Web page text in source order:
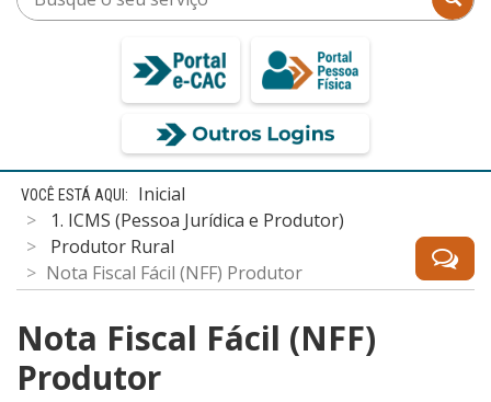
o
Início
conteúdo
Inicial
1. ICMS (Pessoa Jurídica e Produtor)
Produtor Rural
Nota Fiscal Fácil (NFF) Produtor
Nota Fiscal Fácil (NFF)
Produtor